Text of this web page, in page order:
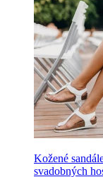
Kožené
svadobných